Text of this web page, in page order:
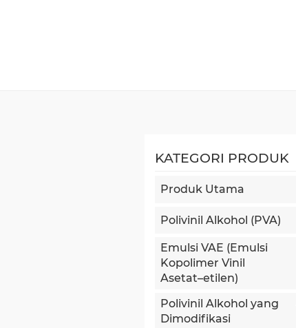
KATEGORI PRODUK
Produk Utama
Polivinil Alkohol (PVA)
Emulsi VAE (Emulsi
Kopolimer Vinil
Asetat–etilen)
Polivinil Alkohol yang
Dimodifikasi